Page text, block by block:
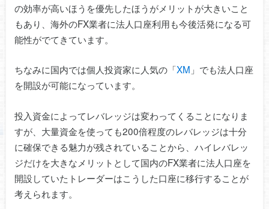
の効率が高いほうを優先したほうがメリットが大きいこと
もあり、海外のFX業者に法人口座利用も今後活発になる可
能性がでてきています。
ちなみに国内では個人投資家に人気の「XM 」でも法人口座
を開設が可能になっています。
投入資金によってレバレッジは変わってくることになりま
すが、大量資金を使っても200倍程度のレバレッジは十分
に確保できる魅力が残されていることから、ハイレバレッ
ジだけを大きなメリットとして国内のFX業者に法人口座を
開設していたトレーダーはこうした口座に移行することが
考えられます。